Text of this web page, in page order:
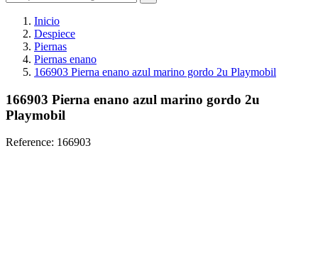
Inicio
Despiece
Piernas
Piernas enano
166903 Pierna enano azul marino gordo 2u Playmobil
166903 Pierna enano azul marino gordo 2u
Playmobil
Reference: 166903